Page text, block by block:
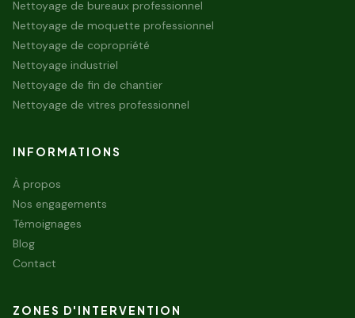
Nettoyage de bureaux professionnel
Nettoyage de moquette professionnel
Nettoyage de copropriété
Nettoyage industriel
Nettoyage de fin de chantier
Nettoyage de vitres professionnel
INFORMATIONS
À propos
Nos engagements
Témoignages
Blog
Contact
ZONES D'INTERVENTION